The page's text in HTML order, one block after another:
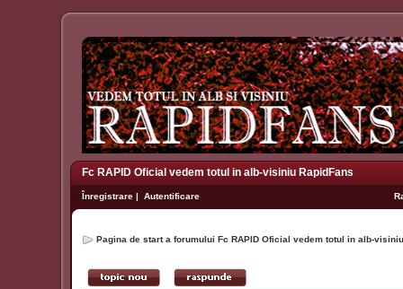
Fc RAPID Oficial vedem totul in alb-visiniu RapidFans
Înregistrare | Autentificare
Pagina de start a forumului Fc RAPID Oficial vedem totul in alb-